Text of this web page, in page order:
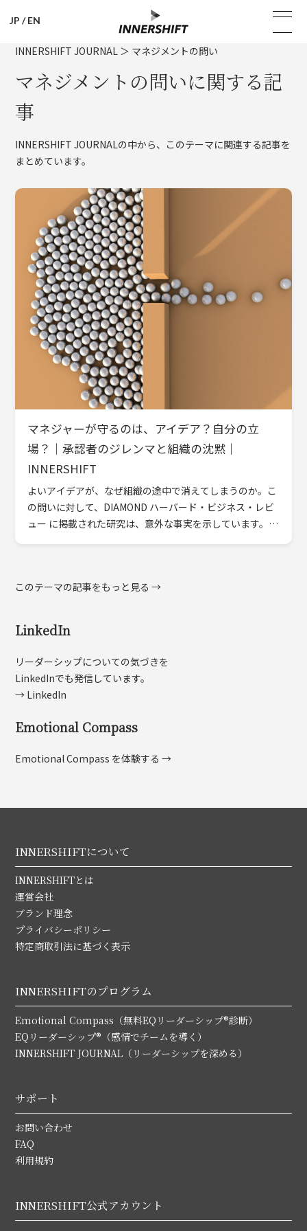
JP /EN
INNERSHIFT JOURNAL ＞ マネジメントの問い
マネジメントの問いに関する記
事
INNERSHIFT JOURNALの中から、このテーマに関連する記事を
まとめています。
マネジャーが守るのは、アイデア？自分の立
場？｜承認者のジレンマと組織の沈黙｜
INNERSHIFT
よいアイデアが、なぜ組織の途中で消えてしまうのか。こ
の問いに対して、DIAMOND ハーバード・ビジネス・レビ
ュー に掲載された研究は、意外な事実を示しています。
このテーマの記事をもっと見る →
LinkedIn
リーダーシップについての気づきを
LinkedInでも発信しています。
→ LinkedIn
Emotional Compass
Emotional Compass を体験する →
INNERSHIFTについて
INNERSHIFTとは
運営会社
ブランド理念
プライバシーポリシー
特定商取引法に基づく表示
INNERSHIFTのプログラム
Emotional Compass（無料EQリーダーシップ®診断）
EQリーダーシップ®（感情でチームを導く）
INNERSHIFT JOURNAL（リーダーシップを深める）
サポート
お問い合わせ
FAQ
利用規約
INNERSHIFT公式アカウント